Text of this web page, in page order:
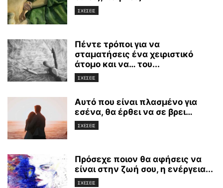
ΣΧΕΣΕΙΣ
Πέντε τρόποι για να
σταματήσεις ένα χειριστικό
άτομο και να… του...
ΣΧΕΣΕΙΣ
Αυτό που είναι πλασμένο για
εσένα, θα έρθει να σε βρει…
ΣΧΕΣΕΙΣ
Πρόσεχε ποιον θα αφήσεις να
είναι στην ζωή σου, η ενέργεια...
ΣΧΕΣΕΙΣ